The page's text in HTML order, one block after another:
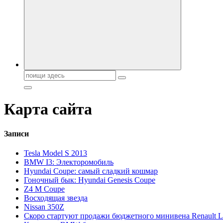
Поиск:
Карта сайта
Записи
Tesla Model S 2013
BMW I3: Электоромобиль
Hyundai Coupe: самый сладкий кошмар
Гоночный бык: Hyundai Genesis Coupe
Z4 M Coupe
Восходящая звезда
Nissan 350Z
Скоро стартуют продажи бюджетного минивена Renault